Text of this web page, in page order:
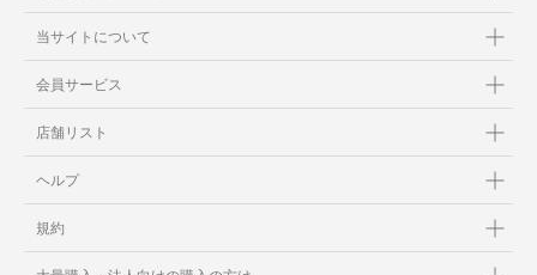
当サイトについて
会員サービス
店舗リスト
ヘルプ
規約